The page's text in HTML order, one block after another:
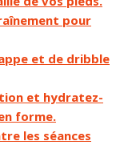
pour
et de dribble
et hydratez-
forme.
les séances